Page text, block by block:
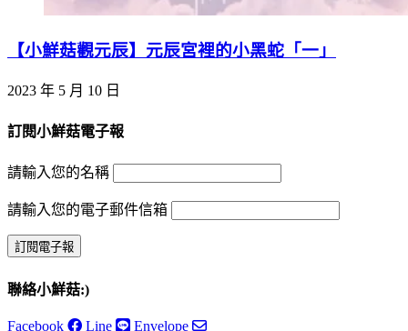
【小鮮菇觀元辰】元辰宮裡的小黑蛇「一」
2023 年 5 月 10 日
訂閱小鮮菇電子報
請輸入您的名稱
請輸入您的電子郵件信箱
聯絡小鮮菇:)
Facebook Line Envelope